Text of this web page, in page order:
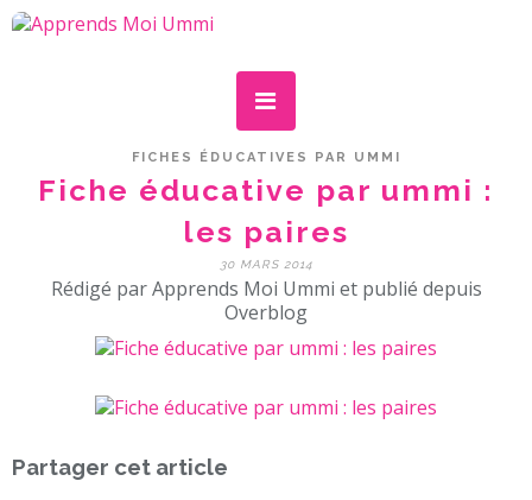
FICHES ÉDUCATIVES PAR UMMI
Fiche éducative par ummi :
les paires
30 MARS 2014
Rédigé par Apprends Moi Ummi et publié depuis
Overblog
Partager cet article